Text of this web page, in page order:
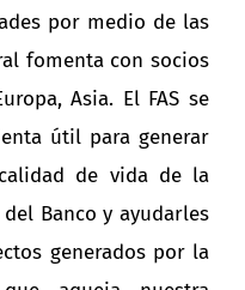
por medio de las
fomenta con socios
Asia. El FAS se
útil para generar
de vida de la
Banco y ayudarles
generados por la